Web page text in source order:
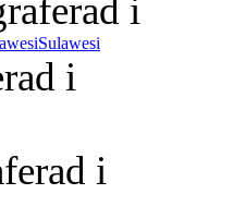
i
Sulawesi
i
i